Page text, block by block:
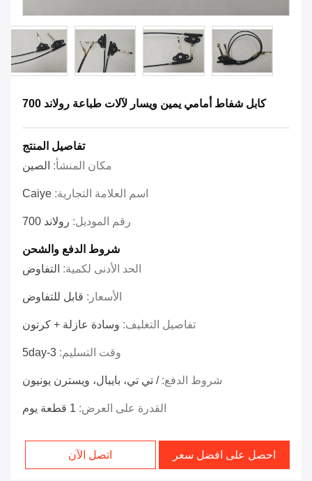
كابل شفاط أمامي يمين ويسار لآلات طباعة رولاند 700
تفاصيل المنتج
مكان المنشأ: الصين
اسم العلامة التجارية: Caiye
رقم الموديل: رولاند 700
شروط الدفع والشحن
الحد الأدنى لكمية: التفاوض
الأسعار: قابل للتفاوض
تفاصيل التغليف: وسادة عازلة + كرتون
وقت التسليم: 3-5day
شروط الدفع: / تي تي، بايبال، ويسترن يونيون
القدرة على العرض: 1 قطعة يوم
احصل على افضل سعر اتصل الآن